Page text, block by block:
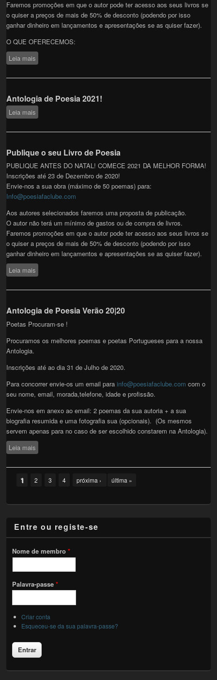
Faremos promoções em que o autor pode ter acesso aos seus livros se
o quiser a preços de mais de 50% de desconto (podendo por isso
ganhar dinheiro em lançamentos e apresentações se as quiser fazer).
O QUE OFERECEMOS:
Leia mais
Antologia de Poesia 2021!
Leia mais
Publique o seu Livro de Poesia
PUBLIQUE ANTES DO NATAL! COMECE 2021 DA MELHOR FORMA!
Inscrições até 23 de Dezembro de 2020!
Envie-nos a sua obra (máximo de 50 poemas) para:
Info@poesiafaclube.com
Aos autores selecionados faremos uma proposta de publicação.
O autor não terá um mínimo de gastos ou de compra de livros.
Faremos promoções em que o autor pode ter acesso aos seus livros se
o quiser a preços de mais de 50% de desconto (podendo por isso
ganhar dinheiro em lançamentos e apresentações se as quiser fazer).
Leia mais
Antologia de Poesia Verão 20|20
Poetas Procuram-se !
Procuramos os melhores poemas e poetas Portugueses para a nossa
Antologia.
Inscrições até ao dia 31 de Julho de 2020.
Para concorrer envie-os um email parainfo@poesiafaclube.com com o
seu nome, email, morada,telefone, idade e profissão.
Envie-nos em anexo ao email: 2 poemas da sua autoria + a sua
biografia resumida e uma fotografia sua (opcionais). (Os mesmos
servem apenas para no caso de ser escolhido constarem na Antologia).
Leia mais
Pages
1 2 3 4 próxima › última »
Entre ou registe-se
Nome de membro*
Palavra-passe*
Criar conta
Esqueceu-se da sua palavra-passe?